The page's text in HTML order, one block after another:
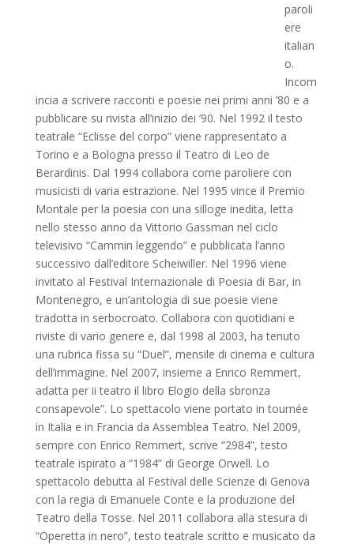
paroli
ere
italian
o.
Incom
incia a scrivere racconti e poesie nei primi anni ’80 e a
pubblicare su rivista all’inizio dei ’90. Nel 1992 il testo
teatrale “Eclisse del corpo” viene rappresentato a
Torino e a Bologna presso il Teatro di Leo de
Berardinis. Dal 1994 collabora come paroliere con
musicisti di varia estrazione. Nel 1995 vince il Premio
Montale per la poesia con una silloge inedita, letta
nello stesso anno da Vittorio Gassman nel ciclo
televisivo “Cammin leggendo” e pubblicata l’anno
successivo dall’editore Scheiwiller. Nel 1996 viene
invitato al Festival Internazionale di Poesia di Bar, in
Montenegro, e un’antologia di sue poesie viene
tradotta in serbocroato. Collabora con quotidiani e
riviste di vario genere e, dal 1998 al 2003, ha tenuto
una rubrica fissa su “Duel”, mensile di cinema e cultura
dell’immagine. Nel 2007, insieme a Enrico Remmert,
adatta per ii teatro il libro Elogio della sbronza
consapevole”. Lo spettacolo viene portato in tournée
in Italia e in Francia da Assemblea Teatro. Nel 2009,
sempre con Enrico Remmert, scrive “2984”, testo
teatrale ispirato a “1984” di George Orwell. Lo
spettacolo debutta al Festival delle Scienze di Genova
con la regia di Emanuele Conte e la produzione del
Teatro della Tosse. Nel 2011 collabora alla stesura di
“Operetta in nero”, testo teatrale scritto e musicato da